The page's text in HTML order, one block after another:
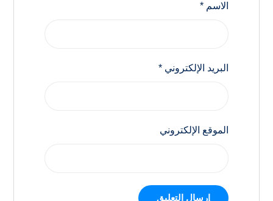
الاسم*
البريد الإلكتروني*
الموقع الإلكتروني
إرسال التعليق